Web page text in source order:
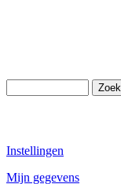
Instellingen
Mijn gegevens